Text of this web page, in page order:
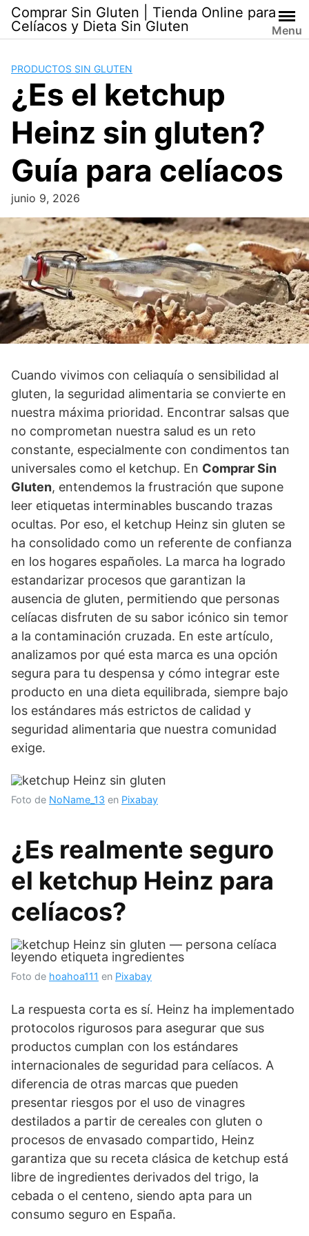
Skip
content
Comprar Sin Gluten | Tienda Online para
Celíacos y Dieta Sin Gluten
Menu
PRODUCTOS SIN GLUTEN
¿Es el ketchup
Heinz sin gluten?
Guía para celíacos
junio 9, 2026
Cuando vivimos con celiaquía o sensibilidad al
gluten, la seguridad alimentaria se convierte en
nuestra máxima prioridad. Encontrar salsas que
no comprometan nuestra salud es un reto
constante, especialmente con condimentos tan
universales como el ketchup. En Comprar Sin
Gluten, entendemos la frustración que supone
leer etiquetas interminables buscando trazas
ocultas. Por eso, el ketchup Heinz sin gluten se
ha consolidado como un referente de confianza
en los hogares españoles. La marca ha logrado
estandarizar procesos que garantizan la
ausencia de gluten, permitiendo que personas
celíacas disfruten de su sabor icónico sin temor
a la contaminación cruzada. En este artículo,
analizamos por qué esta marca es una opción
segura para tu despensa y cómo integrar este
producto en una dieta equilibrada, siempre bajo
los estándares más estrictos de calidad y
seguridad alimentaria que nuestra comunidad
exige.
Foto de NoName_13 en Pixabay
¿Es realmente seguro
el ketchup Heinz para
celíacos?
Foto de hoahoa111 en Pixabay
La respuesta corta es sí. Heinz ha implementado
protocolos rigurosos para asegurar que sus
productos cumplan con los estándares
internacionales de seguridad para celíacos. A
diferencia de otras marcas que pueden
presentar riesgos por el uso de vinagres
destilados a partir de cereales con gluten o
procesos de envasado compartido, Heinz
garantiza que su receta clásica de ketchup está
libre de ingredientes derivados del trigo, la
cebada o el centeno, siendo apta para un
consumo seguro en España.